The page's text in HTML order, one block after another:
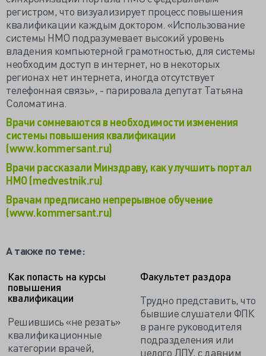
регистром, что визуализирует процесс повышения
квалификации каждым доктором. «Использование
системы НМО подразумевает высокий уровень
владения компьютерной грамотностью, для системы
необходим доступ в интернет, но в некоторых
регионах нет интернета, иногда отсутствует
телефонная связь», - парировала депутат Татьяна
Соломатина.
Врачи сомневаются в необходимости изменения
системы повышения квалификации
(www.kommersant.ru)
Врачи рассказали Минздраву, как улучшить портал
НМО (medvestnik.ru)
Врачам предписано непрерывное обучение
(www.kommersant.ru)
А также по теме:
Как попасть на курсы
повышения
квалификации
Решившись «не резать»
квалификационные
категории врачей,
Факультет раздора
Трудно представить, что
бывшие слушатели ФПК
в ранге руководителя
подразделения или
целого ЛПУ, с давним